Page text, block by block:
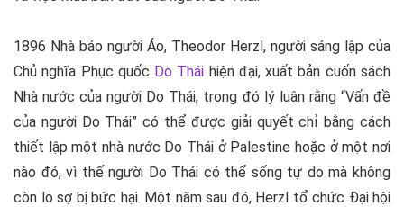
1896 Nhà báo người Áo, Theodor Herzl, người sáng lập của
Chủ nghĩa Phục quốc Do Thái hiện đại, xuất bản cuốn sách
Nhà nước của người Do Thái, trong đó lý luận rằng “Vấn đề
của người Do Thái” có thể được giải quyết chỉ bằng cách
thiết lập một nhà nước Do Thái ở Palestine hoặc ở một nơi
nào đó, vì thế người Do Thái có thể sống tự do mà không
còn lo sợ bị bức hại. Một năm sau đó, Herzl tổ chức Đại hội